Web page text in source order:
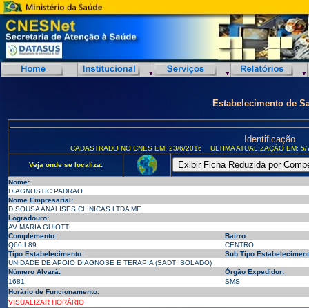
Estabelecimento de
Identificação
CADASTRADO NO CNES EM: 23/6/2016 ULTIMA ATUALIZAÇÃO EM:
Veja onde se localiza:
Nome:
DIAGNOSTIC PADRAO
Nome Empresarial:
D SOUSA ANALISES CLINICAS LTDA ME
Logradouro:
AV MARIA GUIOTTI
Complemento:
Bairro:
Q66 L89
CENTRO
Tipo Estabelecimento:
Sub Tipo
UNIDADE DE APOIO DIAGNOSE E TERAPIA (SADT ISOLADO)
Número Alvará:
Órgão Expedidor:
1681
SMS
Horário de Funcionamento:
VISUALIZAR HORÁRIO